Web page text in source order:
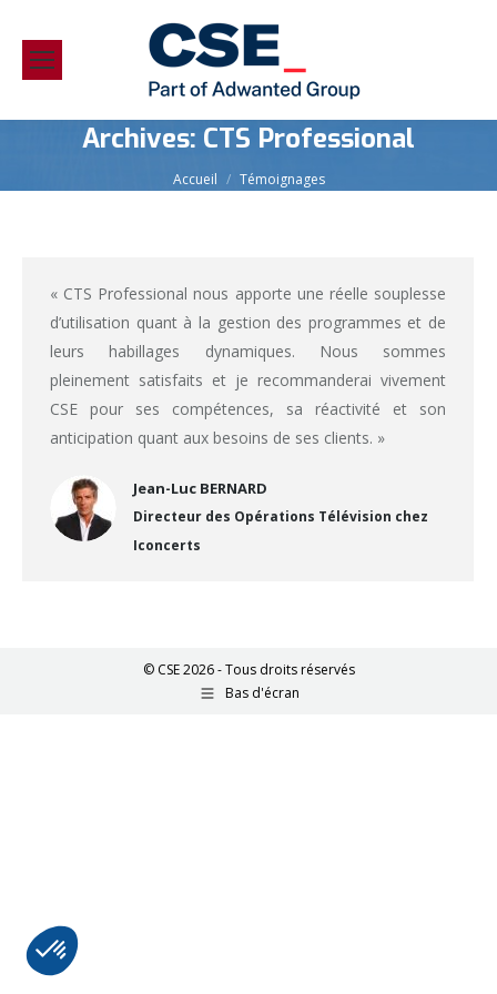
Archives: CTS Professional
Vous êtes ici :
Accueil Témoignages
« CTS Professional nous apporte une réelle souplesse
d’utilisation quant à la gestion des programmes et de
leurs habillages dynamiques. Nous sommes
pleinement satisfaits et je recommanderai vivement
CSE pour ses compétences, sa réactivité et son
anticipation quant aux besoins de ses clients. »
Jean-Luc BERNARD
Directeur des Opérations Télévision chez
Iconcerts
© CSE 2026 - Tous droits réservés
Bas d'écran